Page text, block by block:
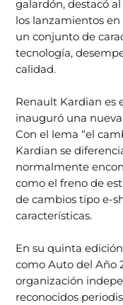
galardón, destacó
los lanzamientos
un conjunto de
tecnología,
calidad.
Renault Kardian es
inauguró una
Con el lema “el
Kardian se
normalmente
como el freno de
de cambios tipo e-
características.
En su quinta
como Auto del Año
organización
reconocidos